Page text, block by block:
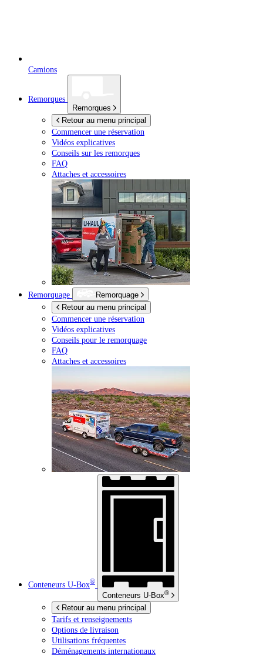
Camions
Remorques
Remorques
Retour au menu principal
Commencer une réservation
Vidéos explicatives
Conseils sur les remorques
FAQ
Attaches et accessoires
Remorquage
Remorquage
Retour au menu principal
Commencer une réservation
Vidéos explicatives
Conseils pour le remorquage
FAQ
Attaches et accessoires
Conteneurs U-Box®
Conteneurs U-Box®
Retour au menu principal
Tarifs et renseignements
Options de livraison
Utilisations fréquentes
Déménagements internationaux